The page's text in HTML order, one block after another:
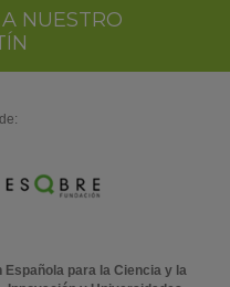
NUESTRO
Española para la Ciencia y la